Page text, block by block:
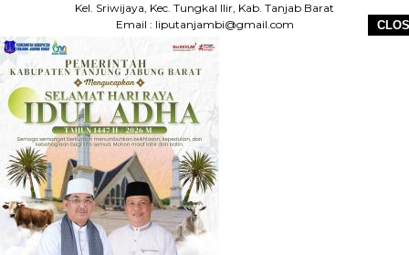
Kel. Sriwijaya, Kec. Tungkal Ilir, Kab. Tanjab Barat
Email : liputanjambi@gmail.com
HP +62 831-5083-5655
HOME REDAKSI
PEDOMAN MEDIA SIBER
DISCLAIMER
INFO IKLAN
COPYRIGHT © 2026 LIPUTANJAMBI.ID - ALL RIGHTS RESERVED